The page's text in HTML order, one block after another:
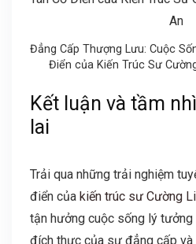
Đẳng Cấp Thượng Lưu: Cuộc
Điển của Kiến Trúc Sư
Kết luận và tầm
lai
Trải qua những trải nghiệm
điển của kiến trúc sư Cường
tận hưởng cuộc sống lý tưởng
đích thực của sự đẳng cấp và